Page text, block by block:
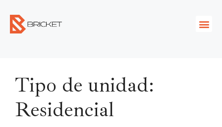
Tipo de unidad:
Residencial